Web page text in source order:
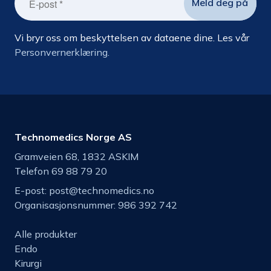
Vi bryr oss om beskyttelsen av dataene dine. Les vår
Personvernerklæring.
Technomedics Norge AS
Gramveien 68, 1832 ASKIM
Telefon 69 88 79 20
E-post: post@technomedics.no
Organisasjonsnummer: 986 392 742
Alle produkter
Endo
Kirurgi